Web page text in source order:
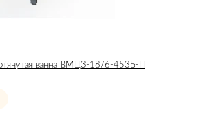
ванна ВМЦ3-18/6-453Б-П